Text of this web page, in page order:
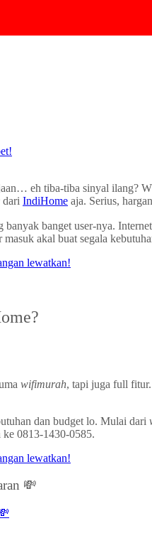
eh tiba-tiba sinyal
dari IndiHome aja. Serius,
banget user-nya.
masuk akal buat segala
wifimurah, tapi juga full
dan budget lo. Mulai dari
ke 0813-1430-0585.
💸